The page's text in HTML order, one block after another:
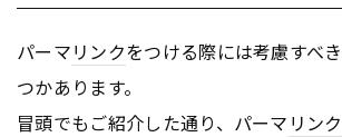
パーマリンクをつける際には考慮すべ
つかあります。
冒頭でもご紹介した通り、パーマ リンク